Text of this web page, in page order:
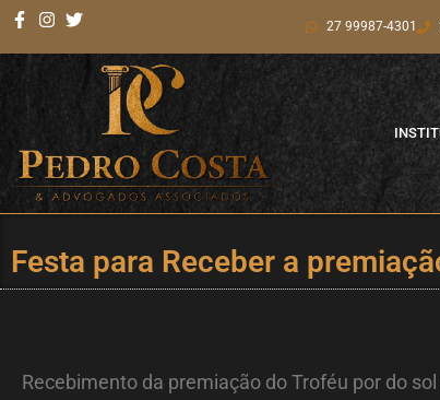
conteúdo
27 99987-4301
Festa para Receber a
Recebimento da premiação do Troféu por do